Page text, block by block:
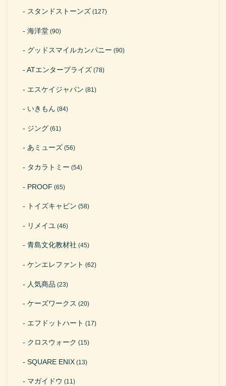
スタンドストーンズ (127)
海洋堂 (90)
グッドスマイルカンパニー (90)
ATエンタープライズ (78)
エスケイジャパン (81)
いきもん (84)
ジング (61)
あミューズ (56)
タカラトミー (54)
PROOF (65)
トイズキャビン (58)
リメイユ (46)
青島文化教材社 (45)
ケンエレファント (62)
人気商品 (23)
ケーズワークス (20)
エフドットハート (17)
クロスウォーク (15)
SQUARE ENIX (13)
マガイドウ (11)